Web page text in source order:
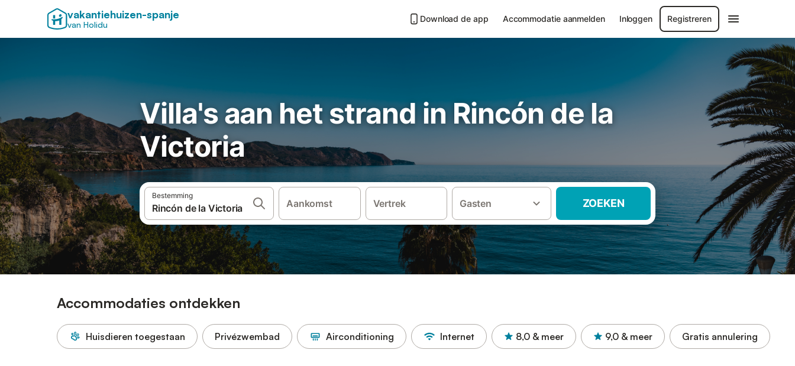
vakantiehuizen-spanje
van Holidu
Download de app Accommodatie aanmelden Inloggen Registreren
Villa's aan het strand in Rincón de la
Victoria
Bestemming
Aankomst Vertrek Gasten ZOEKEN
Accommodaties ontdekken
Huisdieren toegestaan Privézwembad Airconditioning Internet 8,0 & meer 9,0 & meer Gratis annulering